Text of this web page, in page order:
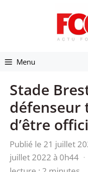
Menu
Stade
défenseur
d’être
Publié le 21 juillet
juillet 2022 à 0h44 ·